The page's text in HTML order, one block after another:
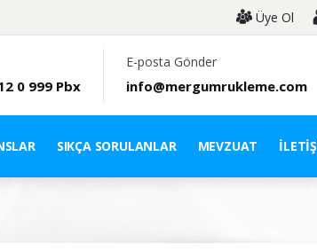
Üye Ol
0 999 Pbx
E-posta Gönder
info@mergumrukleme.com
SIKÇA SORULANLAR MEVZUAT